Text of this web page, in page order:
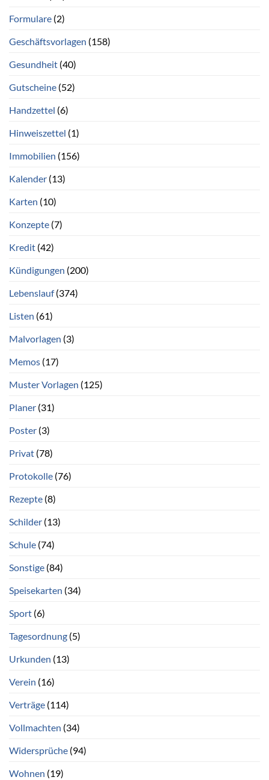
Formulare (2)
Geschäftsvorlagen (158)
Gesundheit (40)
Gutscheine (52)
Handzettel (6)
Hinweiszettel (1)
Immobilien (156)
Kalender (13)
Karten (10)
Konzepte (7)
Kredit (42)
Kündigungen (200)
Lebenslauf(374)
Listen (61)
Malvorlagen (3)
Memos (17)
Muster Vorlagen (125)
Planer (31)
Poster (3)
Privat (78)
Protokolle (76)
Rezepte (8)
Schilder (13)
Schule (74)
Sonstige (84)
Speisekarten (34)
Sport (6)
Tagesordnung (5)
Urkunden (13)
Verein (16)
Verträge (114)
Vollmachten (34)
Widersprüche (94)
Wohnen (19)